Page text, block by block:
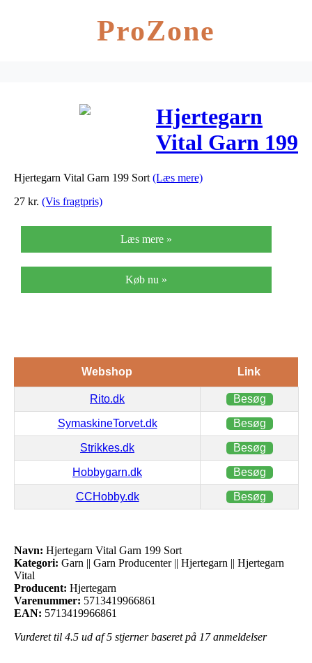
ProZone
Hjertegarn
Vital Garn 199
Sort
Hjertegarn Vital Garn 199 Sort (Læs mere)
27 kr. (Vis fragtpris)
Læs mere »
Køb nu »
Webshop Link
Rito.dk Besøg
SymaskineTorvet.dk Besøg
Strikkes.dk Besøg
Hobbygarn.dk Besøg
CCHobby.dk Besøg
Navn: Hjertegarn Vital Garn 199 Sort
Kategori: Garn || Garn Producenter || Hjertegarn || Hjertegarn
Vital
Producent: Hjertegarn
Varenummer: 5713419966861
EAN: 5713419966861
Vurderet til 4.5 ud af 5 stjerner baseret på 17anmeldelser